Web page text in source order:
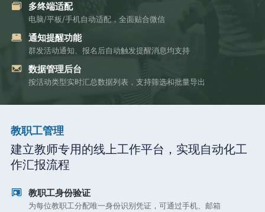
多终端适配
电脑/平板/手机自动适配，全面贴合微信
通知提醒功能
群发活动通知、报名后自动触发提醒消息均支持
数据管理后台
按活动类型实时汇总数据列表，支持筛选和批量导出
教职工管理
建立教师专用的线上工作平台，实现自动化工
作汇报流程
教职工身份验证
为每位教职工分配唯一身份识别凭证，可通过手机、邮箱